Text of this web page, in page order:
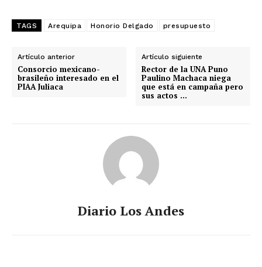
TAGS Arequipa Honorio Delgado presupuesto
Artículo anterior
Consorcio mexicano-
brasileño interesado en el
PIAA Juliaca
Artículo siguiente
Rector de la UNA Puno
Paulino Machaca niega
que está en campaña pero
sus actos …
Diario Los Andes